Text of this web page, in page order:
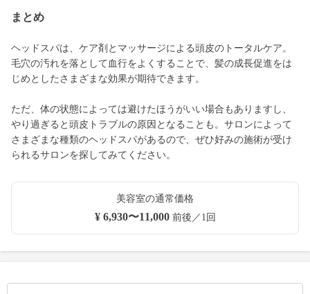
まとめ
ヘッドスパは、ケア剤とマッサージによる頭皮のトータルケア。
毛穴の汚れを落として血行をよくすることで、髪の成長促進をは
じめとしたさまざまな効果が期待できます。
ただ、体の状態によっては避けたほうがいい場合もありますし、
やり過ぎると頭皮トラブルの原因となることも。サロンによって
さまざまな種類のヘッドスパがあるので、ぜひ好みの施術が受け
られるサロンを探してみてください。
美容室の通常価格
¥ 6,930〜11,000前後／1回